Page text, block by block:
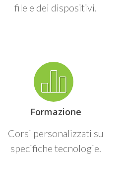
file e dei dispositivi.
Formazione
Corsi personalizzati su
specifiche tecnologie.